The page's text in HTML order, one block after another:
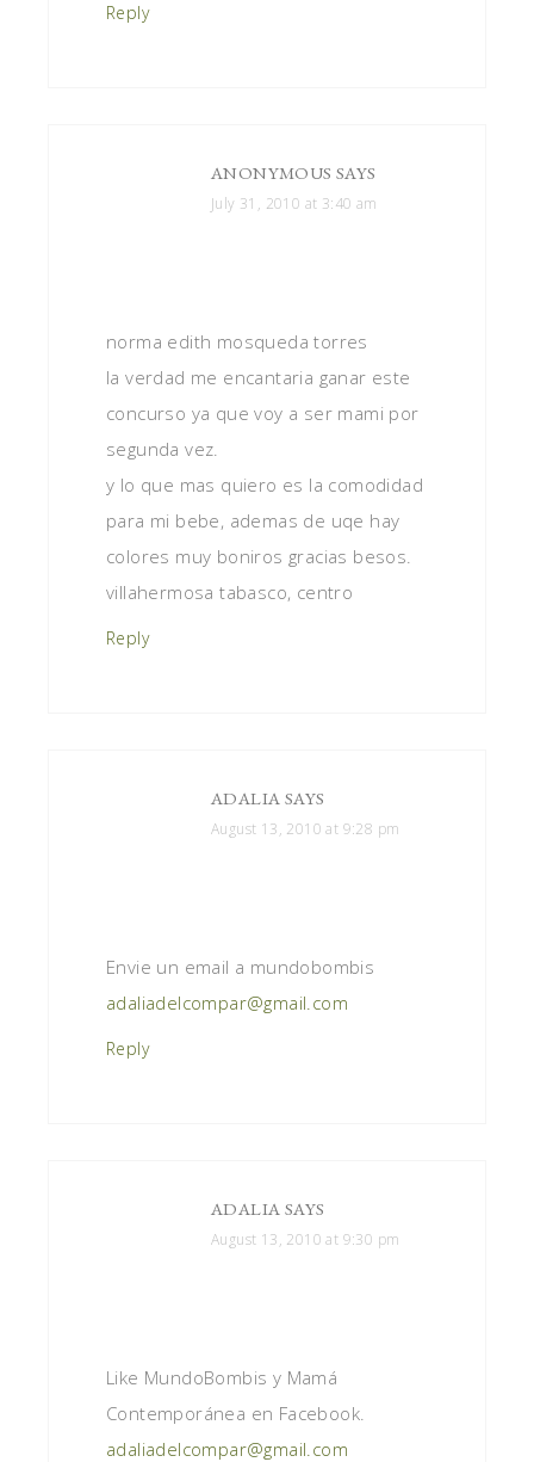
Reply
ANONYMOUS SAYS
July 31, 2010 at 3:40 am
norma edith mosqueda torres
la verdad me encantaria ganar este
concurso ya que voy a ser mami por
segunda vez.
y lo que mas quiero es la comodidad
para mi bebe, ademas de uqe hay
colores muy boniros gracias besos.
villahermosa tabasco, centro
Reply
ADALIA SAYS
August 13, 2010 at 9:28 pm
Envie un email a mundobombis
adaliadelcompar@gmail.com
Reply
ADALIA SAYS
August 13, 2010 at 9:30 pm
Like MundoBombis y Mamá
Contemporánea en Facebook.
adaliadelcompar@gmail.com